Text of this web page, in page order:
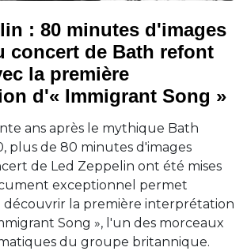
: 80 minutes d'images
concert de Bath refont
la première
d'« Immigrant Song »
ans après le mythique Bath
plus de 80 minutes d'images
de Led Zeppelin ont été mises
exceptionnel permet
la première interprétation
Song », l'un des morceaux
du groupe britannique.